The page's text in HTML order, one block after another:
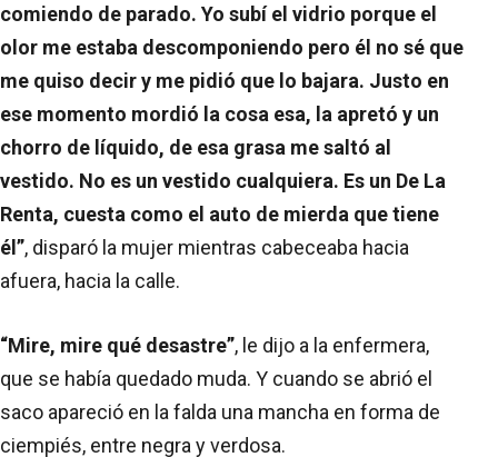
comiendo de parado. Yo subí el vidrio porque el
olor me estaba descomponiendo pero él no sé que
me quiso decir y me pidió que lo bajara. Justo en
ese momento mordió la cosa esa, la apretó y un
chorro de líquido, de esa grasa me saltó al
vestido. No es un vestido cualquiera. Es un De La
Renta, cuesta como el auto de mierda que tiene
él”, disparó la mujer mientras cabeceaba hacia
afuera, hacia la calle.
“Mire, mire qué desastre”, le dijo a la enfermera,
que se había quedado muda. Y cuando se abrió el
saco apareció en la falda una mancha en forma de
ciempiés, entre negra y verdosa.